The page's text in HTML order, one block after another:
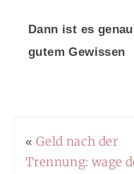
Dann ist es
gutem Gewissen
« Geld nach der
Trennung: wage